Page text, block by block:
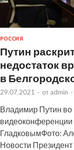
РОССИЯ
Путин
недостаток
в
29.07.2021 - от admin -
Владимир Путин
ГладковымФото:
Новости